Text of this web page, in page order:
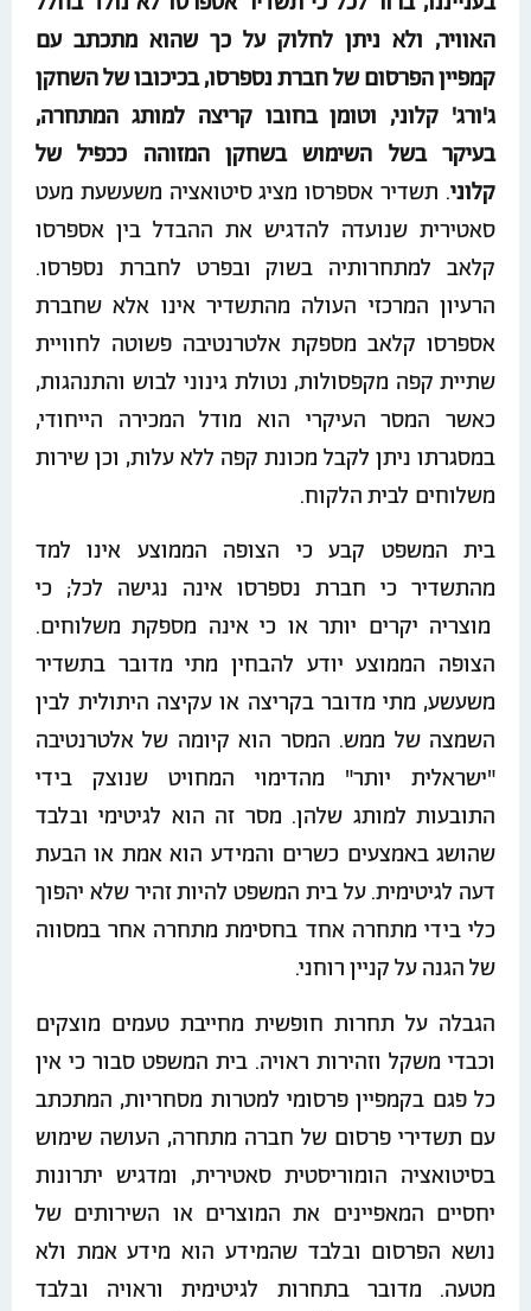
האוויר, ולא ניתן לחלוק על כך שהוא מתכתב עם
קמפיין הפרסום של חברת נספרסו, בכיכובו של השחקן
ג'ורג' קלוני, וטומן בחובו קריצה למותג המתחרה,
בעיקר בשל השימוש בשחקן המזוהה ככפיל של
קלוני. תשדיר אספרסו מציג סיטואציה משעשעת מעט
סאטירית שנועדה להדגיש את ההבדל בין אספרסו
קלאב למתחרותיה בשוק ובפרט לחברת נספרסו.
הרעיון המרכזי העולה מהתשדיר אינו אלא שחברת
אספרסו קלאב מספקת אלטרנטיבה פשוטה לחוויית
שתיית קפה מקפסולות, נטולת גינוני לבוש והתנהגות,
כאשר המסר העיקרי הוא מודל המכירה הייחודי,
במסגרתו ניתן לקבל מכונת קפה ללא עלות, וכן שירות
משלוחים לבית הלקוח.
בית המשפט קבע כי הצופה הממוצע אינו למד
מהתשדיר כי חברת נספרסו אינה נגישה לכל; כי
מוצריה יקרים יותר או כי אינה מספקת משלוחים.
הצופה הממוצע יודע להבחין מתי מדובר בתשדיר
משעשע, מתי מדובר בקריצה או עקיצה היתולית לבין
השמצה של ממש. המסר הוא קיומה של אלטרנטיבה
"ישראלית יותר" מהדימוי המחויט שנוצק בידי
התובעות למותג שלהן. מסר זה הוא לגיטימי ובלבד
שהושג באמצעים כשרים והמידע הוא אמת או הבעת
דעה לגיטימית. על בית המשפט להיות זהיר שלא יהפוך
כלי בידי מתחרה אחד בחסימת מתחרה אחר במסווה
של הגנה על קניין רוחני.
הגבלה על תחרות חופשית מחייבת טעמים מוצקים
וכבדי משקל וזהירות ראויה. בית המשפט סבור כי אין
כל פגם בקמפיין פרסומי למטרות מסחריות, המתכתב
עם תשדירי פרסום של חברה מתחרה, העושה שימוש
בסיטואציה הומוריסטית סאטירית, ומדגיש יתרונות
יחסיים המאפיינים את המוצרים או השירותים של
נושא הפרסום ובלבד שהמידע הוא מידע אמת ולא
מטעה. מדובר בתחרות לגיטימית וראויה ובלבד